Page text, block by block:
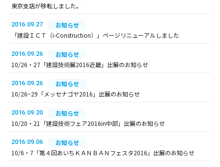
東京支店が移転しました。
2016.09.27
お知らせ
「建設ＩＣＴ（i-Construction）」ページリニューアルしました
2016.09.26
お知らせ
10/26・27「建設技術展2016近畿」出展のお知らせ
2016.09.26
お知らせ
10/26~29「メッセナゴヤ2016」出展のお知らせ
2016.09.20
お知らせ
10/20・21「建設技術フェア2016in中部」出展のお知らせ
2016.09.06
お知らせ
10/6・7「第４回あいちＫＡＮＢＡＮフェスタ2016」出展のお知らせ